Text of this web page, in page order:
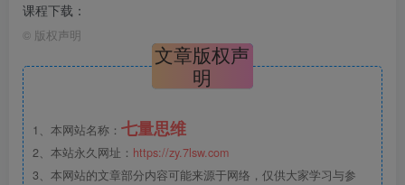
课程下载：
© 版权声明
文章版权声
明
1、本网站名称： 七量思维
2、本站永久网址： https://zy.7lsw.com
3、本网站的文章部分内容可能来源于网络，仅供大家学习与参